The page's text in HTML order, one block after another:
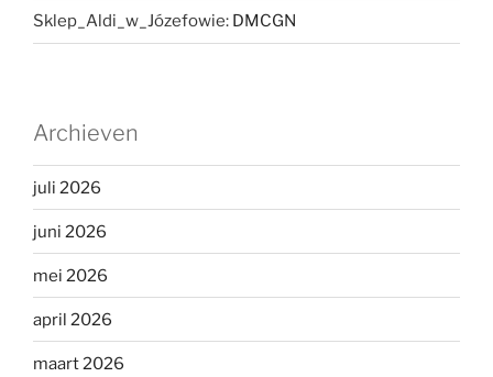
Sklep_Aldi_w_Józefowie: DMCGN
Archieven
juli 2026
juni 2026
mei 2026
april 2026
maart 2026